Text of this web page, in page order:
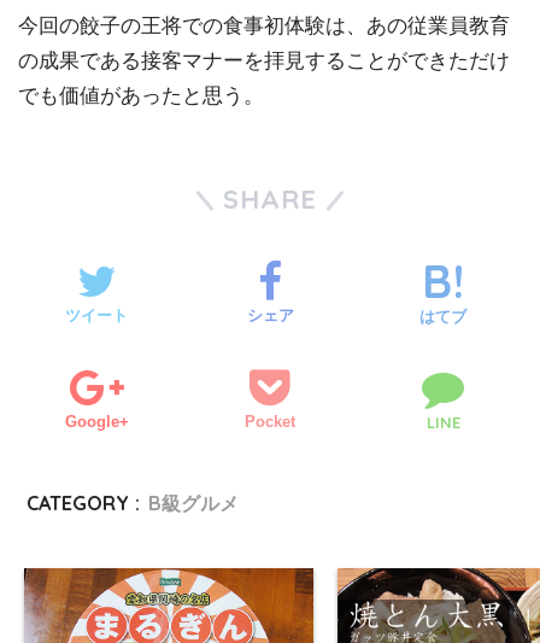
今回の餃子の王将での食事初体験は、あの従業員教育
の成果である接客マナーを拝見することができただけ
でも価値があったと思う。
SHARE
ツイート シェア はてブ
Google+ Pocket LINE
CATEGORY : B級グルメ